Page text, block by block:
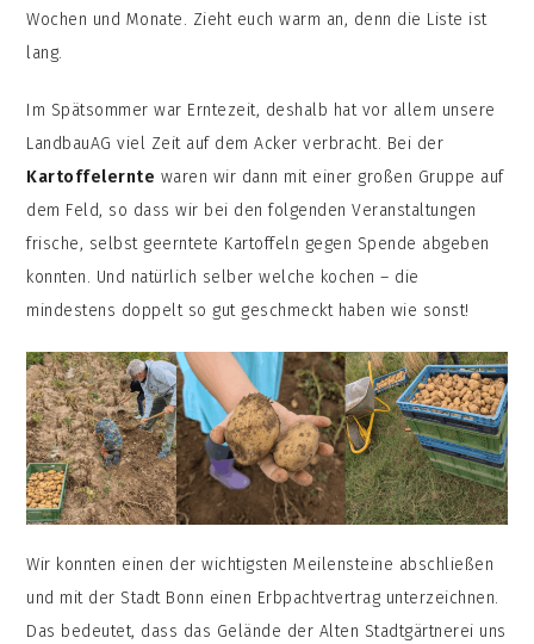
Wochen und Monate. Zieht euch warm an, denn die Liste ist
lang.
Im Spätsommer war Erntezeit, deshalb hat vor allem unsere
LandbauAG viel Zeit auf dem Acker verbracht. Bei der
Kartoffelernte waren wir dann mit einer großen Gruppe auf
dem Feld, so dass wir bei den folgenden Veranstaltungen
frische, selbst geerntete Kartoffeln gegen Spende abgeben
konnten. Und natürlich selber welche kochen – die
mindestens doppelt so gut geschmeckt haben wie sonst!
Wir konnten einen der wichtigsten Meilensteine abschließen
und mit der Stadt Bonn einen Erbpachtvertrag unterzeichnen.
Das bedeutet, dass das Gelände der Alten Stadtgärtnerei uns